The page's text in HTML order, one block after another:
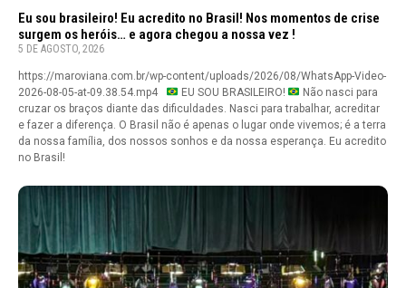
Eu sou brasileiro! Eu acredito no Brasil! Nos momentos de crise
surgem os heróis… e agora chegou a nossa vez !
5 DE AGOSTO, 2026
https://maroviana.com.br/wp-content/uploads/2026/08/WhatsApp-Video-
2026-08-05-at-09.38.54.mp4
EU SOU BRASILEIRO!
Não nasci para
cruzar os braços diante das dificuldades. Nasci para trabalhar, acreditar
e fazer a diferença. O Brasil não é apenas o lugar onde vivemos; é a terra
da nossa família, dos nossos sonhos e da nossa esperança. Eu acredito
no Brasil!